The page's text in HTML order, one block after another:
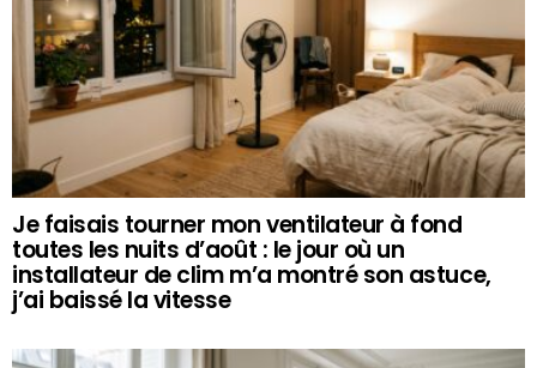
Je faisais tourner mon ventilateur à fond
toutes les nuits d’août : le jour où un
installateur de clim m’a montré son astuce,
j’ai baissé la vitesse